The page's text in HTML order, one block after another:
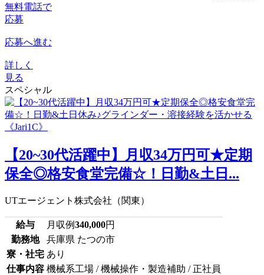
無料電話で
応募
応募へ進む
詳しく
見る
スペシャル
【20~30代活躍中】月収34万円可★定期
保全◎格安食堂完備☆！日勤&土日...
UTエージェント株式会社（関東）
給与 月収例340,000円
勤務地
兵庫県 たつの市
寮・社宅 あり
仕事内容 機械系工場 / 機械操作・製造補助 / 正社員